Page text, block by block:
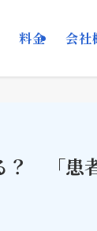
料金 会社
？ 「患